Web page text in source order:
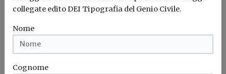
In Italia il quadro degli incentivi è tra i più vantaggiosi
Fotovoltaico
collegate edito DEI Tipografia del Genio Civile.
Nome
Cognome